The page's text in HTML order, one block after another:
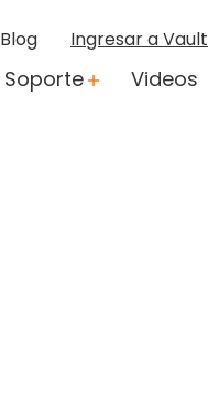
Blog Ingresar a Vault
Soporte Videos